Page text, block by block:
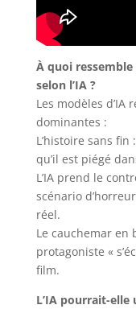
À quoi
selon l’IA ?
Les modèles
dominantes :
L’histoire sans
qu’il est piégé
L’IA prend le
scénario
réel.
Le cauchemar en
protagoniste «
film.
L’IA pourrait-